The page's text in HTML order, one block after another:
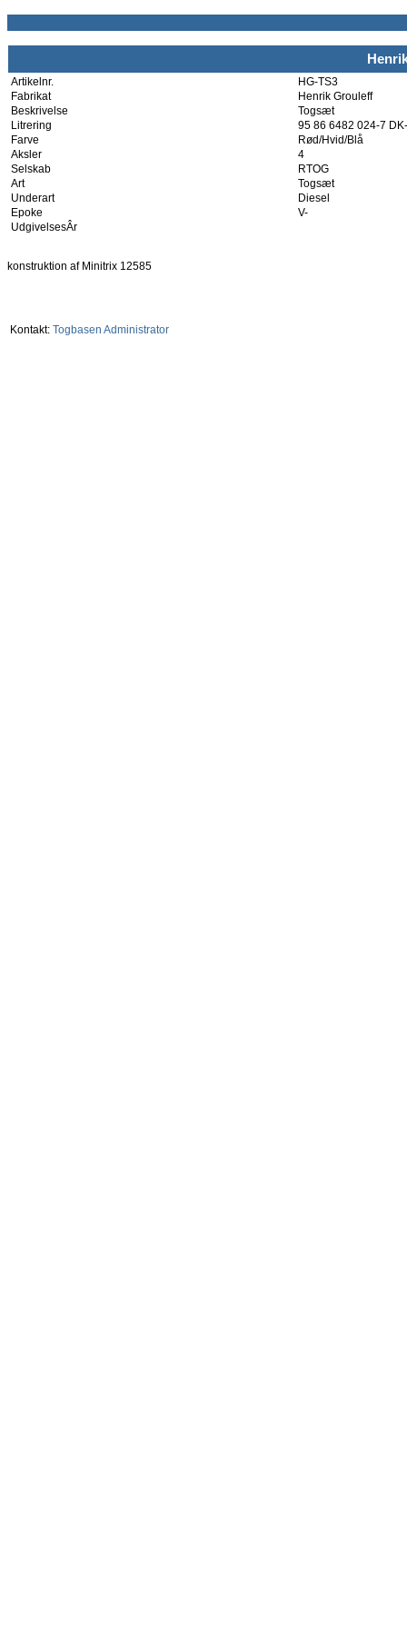
Artikelnr.
HG-TS3
Fabrikat
Henrik Grouleff
Beskrivelse
Togsæt
Litrering
95 86 6482 024-7
Farve
Rød/Hvid/Blå
Aksler
4
Selskab
RTOG
Art
Togsæt
Underart
Diesel
Epoke
V-
UdgivelsesÂr
konstruktion af Minitrix 12585
Kontakt: Togbasen Administrator